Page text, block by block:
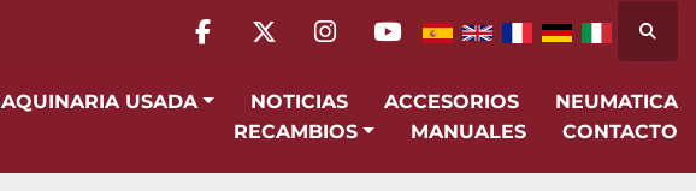
facebook
twitterinstagram
youtube
MAQUINARIA USADA NOTICIAS ACCESORIOS
NEUMATICA
RECAMBIOS
MANUALES CONTACTO